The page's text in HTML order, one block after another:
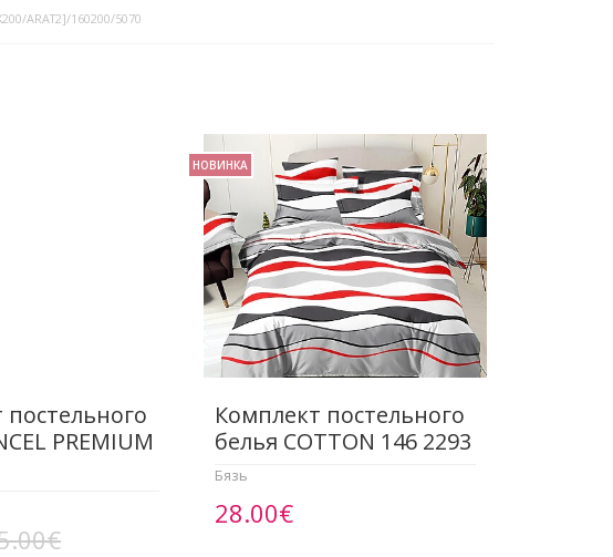
ARAT2]/160200/5070
PREMIUM
НОВИНКА
Комплект постельного
белья COTTON 146 2293
Бязь
28.00€